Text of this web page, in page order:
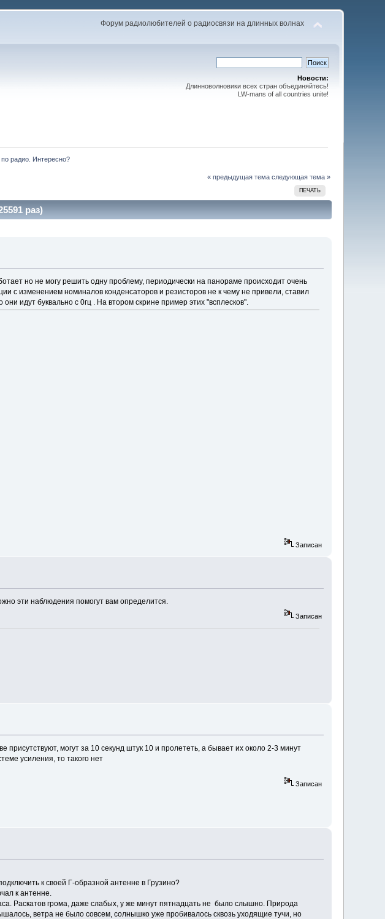
Форум радиолюбителей о радиосвязи на длинных волнах
Новости:
Длинноволновики всех стран объединяйтесь!
LW-mans of all countries unite!
радио. Интересно?
« предыдущая тема следующая тема »
ПЕЧАТЬ
раз)
но не могу решить одну проблему, периодически на панораме происходит очень
с изменением номиналов конденсаторов и резисторов не к чему не привели, ставил
идут буквально с 0гц . На втором скрине пример этих "всплесков".
Записан
эти наблюдения помогут вам определится.
Записан
могут за 10 секунд штук 10 и пролететь, а бывает их около 2-3 минут
усиления, то такого нет
Записан
к своей Г-образной антенне в Грузино?
к антенне.
Раскатов грома, даже слабых, у же минут пятнадцать не было слышно. Природа
ветра не было совсем, солнышко уже пробивалось сквозь уходящие тучи, но